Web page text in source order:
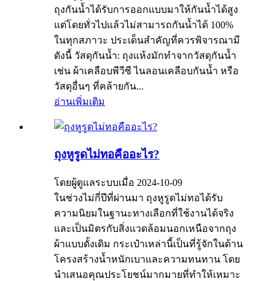
ถุงกันน้ำได้รับการออกแบบมาให้กันน้ำได้สูง
แต่โดยทั่วไปแล้วไม่สามารถกันน้ำได้ 100%
ในทุกสภาวะ ประเด็นสำคัญที่ควรพิจารณามี
ดังนี้ วัสดุกันน้ำ: ถุงแห้งมักทำจากวัสดุกันน้ำ
เช่น ผ้าเคลือบพีวีซี ไนลอนเคลือบกันน้ำ หรือ
วัสดุอื่นๆ ที่คล้ายกัน...
อ่านเพิ่มเติม
ถุงหูรูดไม่ทอคืออะไร?
โดยผู้ดูแลระบบเมื่อ 2024-10-09
ในช่วงไม่กี่ปีที่ผ่านมา ถุงหูรูดไม่ทอได้รับ
ความนิยมในฐานะทางเลือกที่ใช้งานได้จริง
และเป็นมิตรกับสิ่งแวดล้อมนอกเหนือจากถุง
ผ้าแบบดั้งเดิม กระเป๋าเหล่านี้เป็นที่รู้จักในด้าน
โครงสร้างน้ำหนักเบาและความทนทาน โดย
นำเสนอคุณประโยชน์มากมายที่ทำให้เหมาะ